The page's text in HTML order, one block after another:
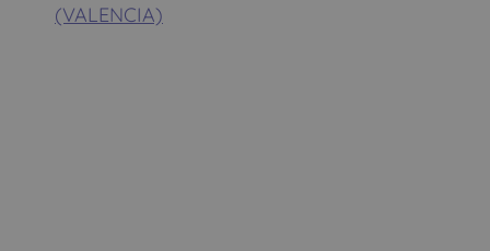
(VALENCIA)